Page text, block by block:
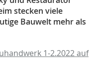
stecken viele
Bauwelt mehr als
1-2.2022 auf